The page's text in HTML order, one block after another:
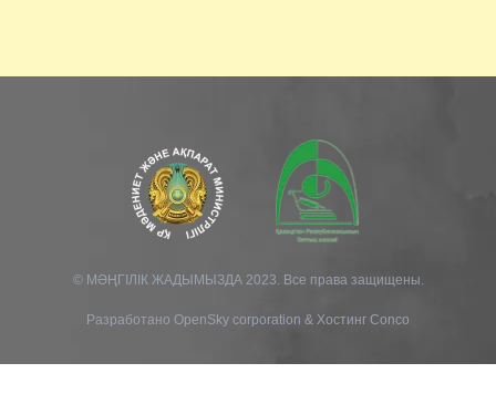
© МӘҢГІЛІК ЖАДЫМЫЗДА 2023. Все права защищены.
Разработано OpenSky corporation & Хостинг Conco